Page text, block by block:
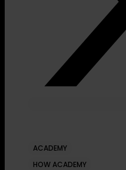
ACADEMY
HOW ACADEMY